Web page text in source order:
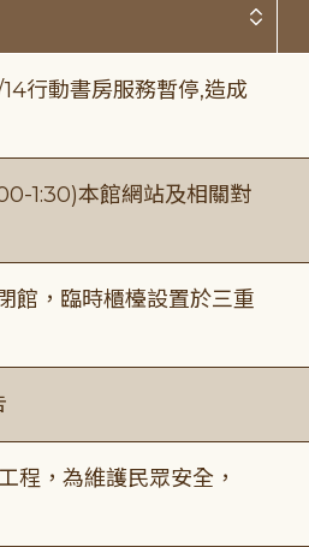
按
行動書房服務暫停,造成
1:30)本館網站及相關對
館，臨時櫃檯設置於三重
程，為維護民眾安全，